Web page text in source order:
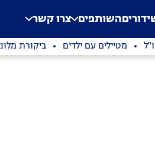
השותפים צרו קשר
מטיילים עם ילדים ביקורת